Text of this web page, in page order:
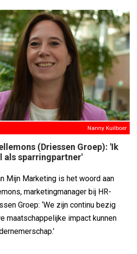
Nanny Kuilboer
(Driessen Groep): 'Ik
als sparringpartner'
Mijn Marketing is het woord aan
marketingmanager bij HR-
Groep: ‘We zijn continu bezig
maatschappelijke impact kunnen